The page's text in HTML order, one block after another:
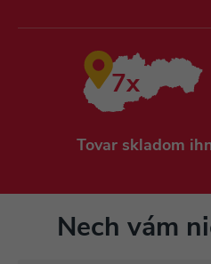
7x
Tovar skladom
Nech vám